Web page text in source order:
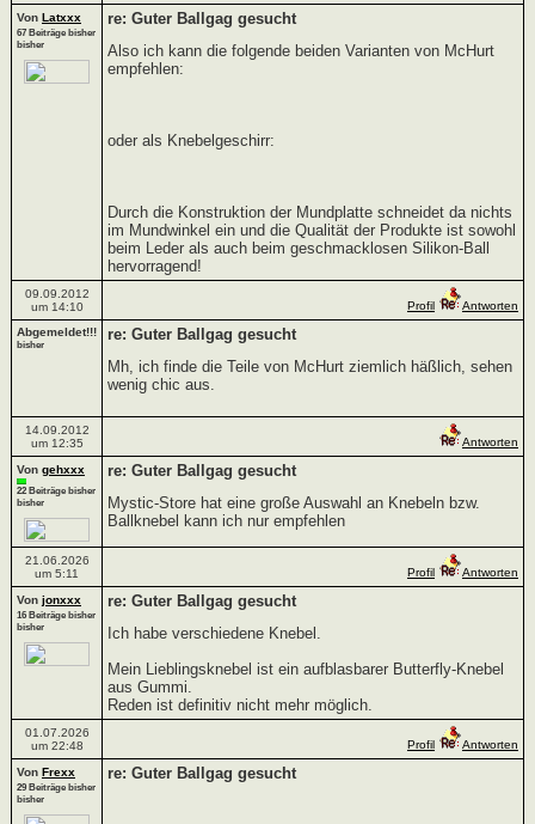
Von Latxxx
67 Beiträge bisher
bisher
re: Guter Ballgag gesucht
Also ich kann die folgende beiden Varianten von McHurt
empfehlen:
oder als Knebelgeschirr:
Durch die Konstruktion der Mundplatte schneidet da nichts
im Mundwinkel ein und die Qualität der Produkte ist sowohl
beim Leder als auch beim geschmacklosen Silikon-Ball
hervorragend!
09.09.2012
um 14:10
Profil
Antworten
Abgemeldet!!!
bisher
re: Guter Ballgag gesucht
Mh, ich finde die Teile von McHurt ziemlich häßlich, sehen
wenig chic aus.
14.09.2012
um 12:35
Antworten
Von gehxxx
22 Beiträge bisher
bisher
re: Guter Ballgag gesucht
Mystic-Store hat eine große Auswahl an Knebeln bzw.
Ballknebel kann ich nur empfehlen
21.06.2026
um 5:11
Profil Antworten
Von jonxxx
16 Beiträge bisher
bisher
re: Guter Ballgag gesucht
Ich habe verschiedene Knebel.
Mein Lieblingsknebel ist ein aufblasbarer Butterfly-Knebel
aus Gummi.
Reden ist definitiv nicht mehr möglich.
01.07.2026
um 22:48
Profil Antworten
Von Frexx
29 Beiträge bisher
bisher
re: Guter Ballgag gesucht